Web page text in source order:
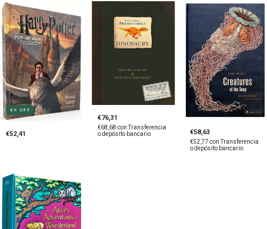
4 % OFF
€52,41
€76,31
€68,68con
Transferencia
o depósito bancario
€58,63
€52,77 con Transferencia
o depósito bancario